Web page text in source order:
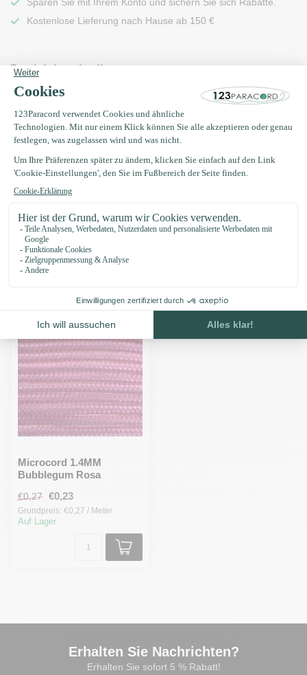
Sparen Sie mit Ihrem Konto und sichern Sie sich Rabatte.
Kostenlose Lieferung nach Hause ab 150 €
Produktbeschreibung
Rosa - 40 mtr
Zuletzt angesehen
Microcord 1.4MM
Bubblegum Rosa
€0,27 €0,23
Grundpreis: €0,27 / Meter
Auf Lager
Erhalten Sie Nachrichten?
Erhalten Sie sofort 5 % Rabatt!